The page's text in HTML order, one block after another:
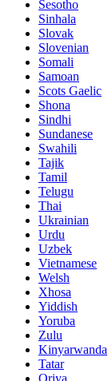
Sesotho
Sinhala
Slovak
Slovenian
Somali
Samoan
Scots Gaelic
Shona
Sindhi
Sundanese
Swahili
Tajik
Tamil
Telugu
Thai
Ukrainian
Urdu
Uzbek
Vietnamese
Welsh
Xhosa
Yiddish
Yoruba
Zulu
Kinyarwanda
Tatar
Oriya